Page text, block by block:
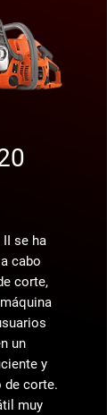
se ha
cabo
corte,
un
y
de corte.
muy